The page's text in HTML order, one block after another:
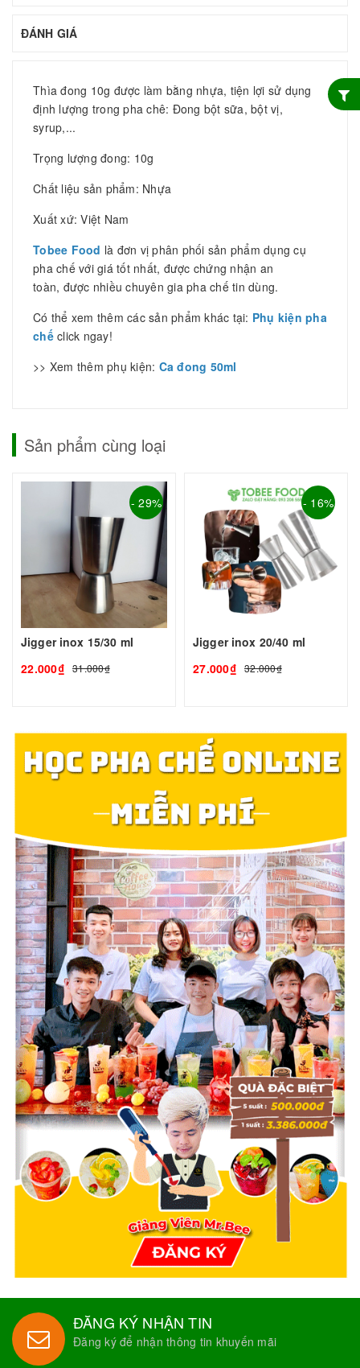
ĐÁNH GIÁ
Thìa đong 10g được làm bằng nhựa, tiện lợi sử dụng
định lượng trong pha chê: Đong bột sữa, bột vị,
syrup,...
Trọng lượng đong: 10g
Chất liệu sản phẩm: Nhựa
Xuất xứ: Việt Nam
Tobee Food là đơn vị phân phối sản phẩm dụng cụ
pha chế với giá tốt nhất, được chứng nhận an
toàn, được nhiều chuyên gia pha chế tin dùng.
Có thể xem thêm các sản phẩm khác tại: Phụ kiện pha
chế click ngay!
>> Xem thêm phụ kiện: Ca đong 50ml
Sản phẩm cùng loại
- 29%
Jigger inox 15/30 ml
22.000₫ 31.000₫
- 16%
Jigger inox 20/40 ml
27.000₫ 32.000₫
ĐĂNG KÝ NHẬN TIN
Đăng ký để nhận thông tin khuyến mãi